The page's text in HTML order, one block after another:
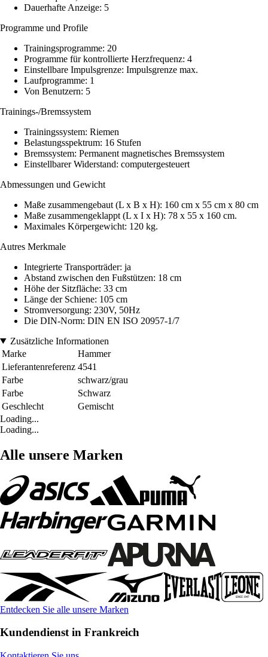
Dauerhafte Anzeige: 5
Programme und Profile
Trainingsprogramme: 20
Programme für kontrollierte Herzfrequenz: 4
Einstellbare Impulsgrenze: Impulsgrenze max.
Laufprogramme: 1
Von Benutzern: 5
Trainings-/Bremssystem
Trainingssystem: Riemen
Belastungsspektrum: 16 Stufen
Bremssystem: Permanent magnetisches Bremssystem
Einstellbarer Widerstand: computergesteuert
Abmessungen und Gewicht
Maße zusammengebaut (L x B x H): 160 cm x 55 cm x 80 cm
Maße zusammengeklappt (L x I x H): 78 x 55 x 160 cm.
Maximales Körpergewicht: 120 kg.
Autres Merkmale
Integrierte Transporträder: ja
Abstand zwischen den Fußstützen: 18 cm
Höhe der Sitzfläche: 33 cm
Länge der Schiene: 105 cm
Stromversorgung: 230V, 50Hz
Die DIN-Norm: DIN EN ISO 20957-1/7
Zusätzliche Informationen
Marke
Hammer
Lieferantenreferenz 4541
Farbe
schwarz/grau
Farbe
Schwarz
Geschlecht
Gemischt
Loading...
Loading...
Alle unsere Marken
Entdecken Sie alle unsere Marken
Kundendienst in Frankreich